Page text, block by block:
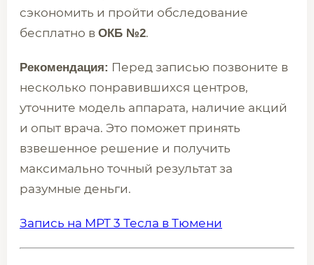
сэкономить и пройти обследование
бесплатно в ОКБ №2.
Рекомендация: Перед записью позвоните в
несколько понравившихся центров,
уточните модель аппарата, наличие акций
и опыт врача. Это поможет принять
взвешенное решение и получить
максимально точный результат за
разумные деньги.
Запись на МРТ 3 Тесла в Тюмени